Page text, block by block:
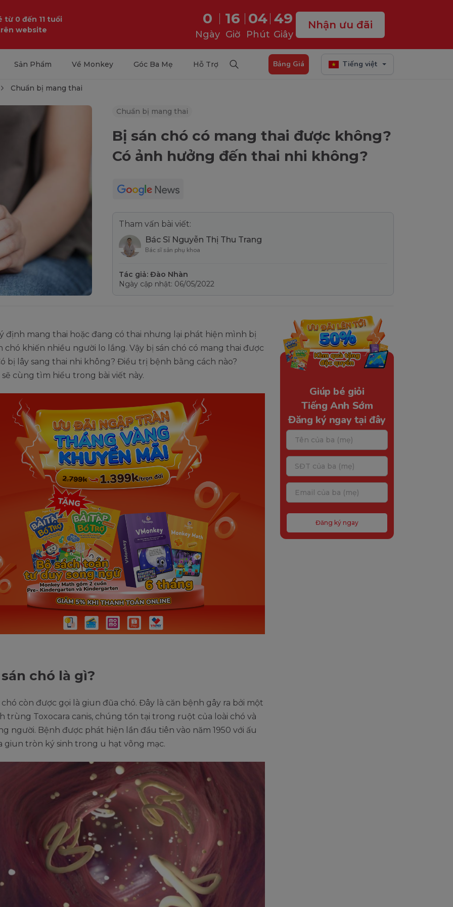
0 đến 11 tuổi
website
0
Ngày
16
Giờ
04
Phút
48
Giây
Nhận ưu đãi
Sản Phẩm Về Monkey Góc Ba Mẹ Hỗ Trợ Bảng Giá Tiếng việt
Chuẩn bị mang thai
Chuẩn bị mang thai
Bị sán chó có mang thai được không?
Có ảnh hưởng đến thai nhi không?
Tham vấn bài viết:
Bác Sĩ Nguyễn Thị Thu Trang
Bác sĩ sản phụ khoa
Tác giả: Đào Nhàn
Ngày cập nhật: 06/05/2022
định mang thai hoặc đang có thai nhưng lại phát hiện mình bị
chó khiến nhiều người lo lắng. Vậy bị sán chó có mang thai được
bị lây sang thai nhi không? Điều trị bệnh bằng cách nào?
cùng tìm hiểu trong bài viết này.
chó là gì?
còn được gọi là giun đũa chó. Đây là căn bệnh gây ra bởi một
trùng Toxocara canis, chúng tồn tại trong ruột của loài chó và
người. Bệnh được phát hiện lần đầu tiên vào năm 1950 với ấu
giun tròn ký sinh trong u hạt võng mạc.
Giúp bé giỏi
Tiếng Anh Sớm
Đăng ký ngay tại đây
Đăng ký ngay